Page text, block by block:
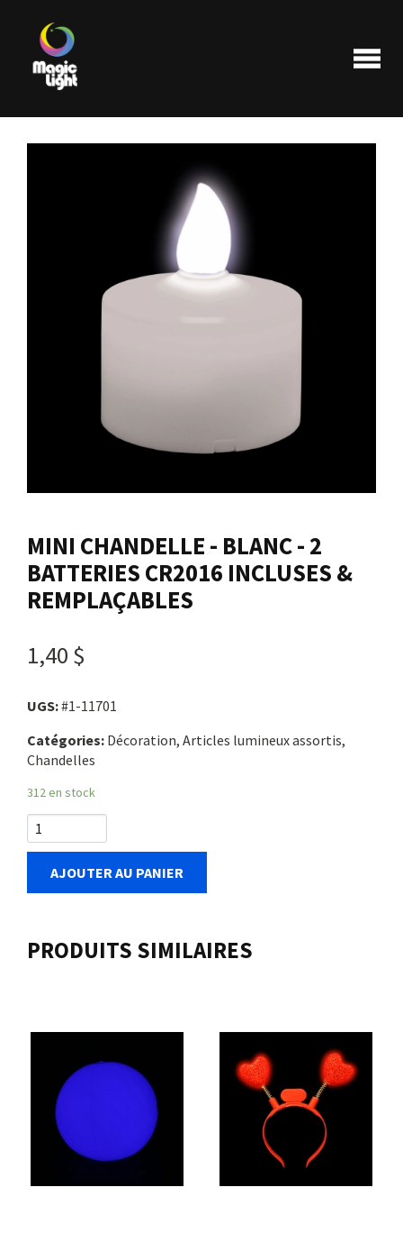
Les plus populaires
Liquidations
Nous joindre
Me connecter
Panier
English
MINI CHANDELLE - BLANC - 2
BATTERIES CR2016 INCLUSES &
REMPLAÇABLES
1,40 $
UGS:#1-11701
Catégories: Décoration, Articles lumineux assortis,
Chandelles
312 en stock
AJOUTER AU PANIER
PRODUITS SIMILAIRES